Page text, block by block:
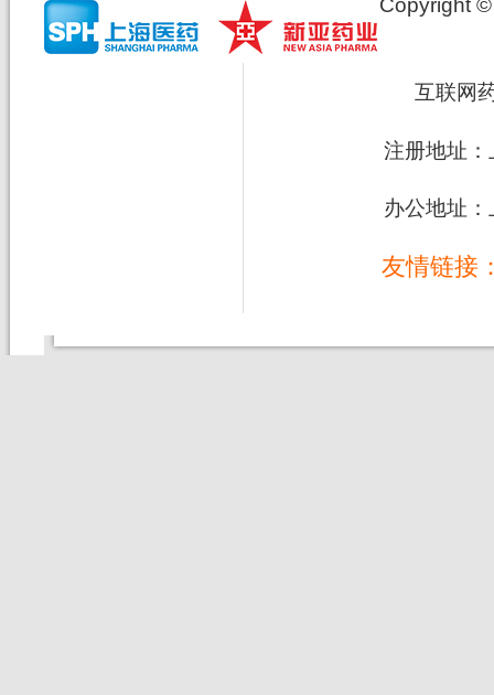
Copyright
互联网
注册地址
办公地址
友情链